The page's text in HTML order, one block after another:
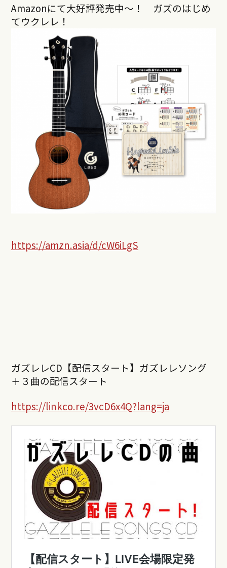
Amazonにて大好評発売中〜！ ガズのはじめ
てウクレレ！
https://amzn.asia/d/cW6iLgS
ガズレレCD【配信スタート】ガズレレソング
＋３曲の配信スタート
https://linkco.re/3vcD6x4Q?lang=ja